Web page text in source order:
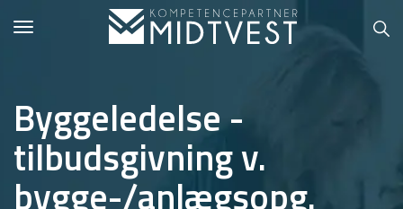
Hvem er vi?
Kontakt konsulent
Byggeledelse -
tilbudsgivning v.
bygge-/anlægsopg.